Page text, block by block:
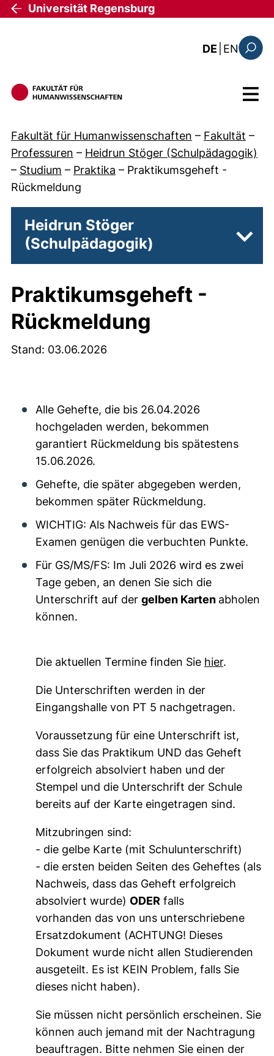
Direkt zum Inhalt
Universität Regensburg
DE EN: the
Menü
Fakultät für Humanwissenschaften – Fakultät –
Professuren – Heidrun Stöger (Schulpädagogik)
– Studium – Praktika – Praktikumsgeheft -
Rückmeldung
Heidrun Stöger
(Schulpädagogik)
Praktikumsgeheft -
Rückmeldung
Stand: 03.06.2026
Alle Gehefte, die bis 26.04.2026
hochgeladen werden, bekommen
garantiert Rückmeldung bis spätestens
15.06.2026.
Gehefte, die später abgegeben werden,
bekommen später Rückmeldung.
WICHTIG: Als Nachweis für das EWS-
Examen genügen die verbuchten Punkte.
Für GS/MS/FS: Im Juli 2026 wird es zwei
Tage geben, an denen Sie sich die
Unterschrift auf der gelben Karten abholen
können.
Die aktuellen Termine finden Sie hier.
Die Unterschriften werden in der
Eingangshalle von PT 5 nachgetragen.
Voraussetzung für eine Unterschrift ist,
dass Sie das Praktikum UND das Geheft
erfolgreich absolviert haben und der
Stempel und die Unterschrift der Schule
bereits auf der Karte eingetragen sind.
Mitzubringen sind:
- die gelbe Karte (mit Schulunterschrift)
- die ersten beiden Seiten des Geheftes (als
Nachweis, dass das Geheft erfolgreich
absolviert wurde) ODER falls
vorhanden das von uns unterschriebene
Ersatzdokument (ACHTUNG! Dieses
Dokument wurde nicht allen Studierenden
ausgeteilt. Es ist KEIN Problem, falls Sie
dieses nicht haben).
Sie müssen nicht persönlich erscheinen. Sie
können auch jemand mit der Nachtragung
beauftragen. Bitte nehmen Sie einen der